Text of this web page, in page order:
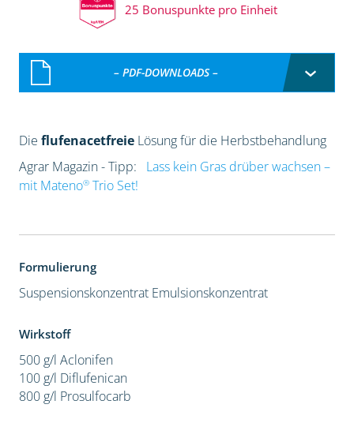
25 Bonuspunkte pro Einheit
– PDF-DOWNLOADS –
Die flufenacetfreieLösung für die Herbstbehandlung
Agrar Magazin - Tipp:
Lass kein Gras drüber wachsen –
mit Mateno®Trio Set!
Formulierung
Suspensionskonzentrat Emulsionskonzentrat
Wirkstoff
500 g/l Aclonifen
100 g/l Diflufenican
800 g/l Prosulfocarb